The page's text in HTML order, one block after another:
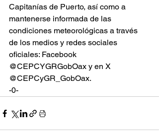
Capitanías de Puerto, así como a
mantenerse informada de las
condiciones meteorológicas a través
de los medios y redes sociales
oficiales: Facebook
@CEPCYGRGobOax y en X
@CEPCyGR_GobOax.
-0-